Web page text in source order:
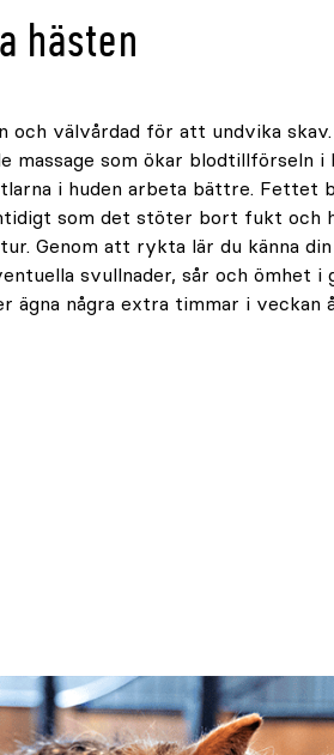
hästen
välvårdad för att undvika
massage som ökar blodtillförseln i
i huden arbeta bättre. Fettet
som det stöter bort fukt och
Genom att rykta lär du känna
svullnader, sår och ömhet i
ägna några extra timmar i